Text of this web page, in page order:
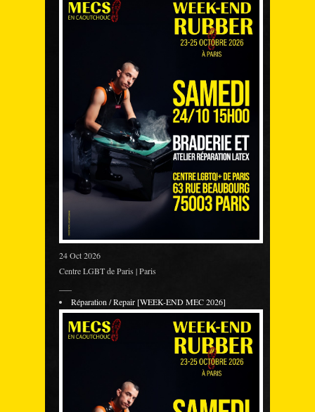
24 Oct 2026
Centre LGBT de Paris | Paris
Réparation / Repair [WEEK-END MEC 2026]